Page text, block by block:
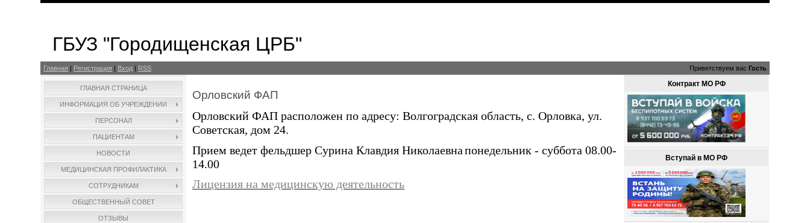
ГБУЗ "Городищенская ЦРБ"
Главная | Регистрация | Вход | RSS Приветствуем вас Гость
ГЛАВНАЯ СТРАНИЦА
ИНФОРМАЦИЯ ОБ УЧРЕЖДЕНИИ
ПЕРСОНАЛ
ПАЦИЕНТАМ
НОВОСТИ
МЕДИЦИНСКАЯ ПРОФИЛАКТИКА
СОТРУДНИКАМ
ОБЩЕСТВЕННЫЙ СОВЕТ
ОТЗЫВЫ
Орловский ФАП
Орловский ФАП расположен по адресу: Волгоградская область, с. Орловка, ул.
Советская, дом 24.
Прием ведет фельдшерСурина Клавдия Николаевнапонедельник - суббота 08.00-
14.00
Лицензия на медицинскую деятельность
Контракт МО РФ
Вступай в МО РФ